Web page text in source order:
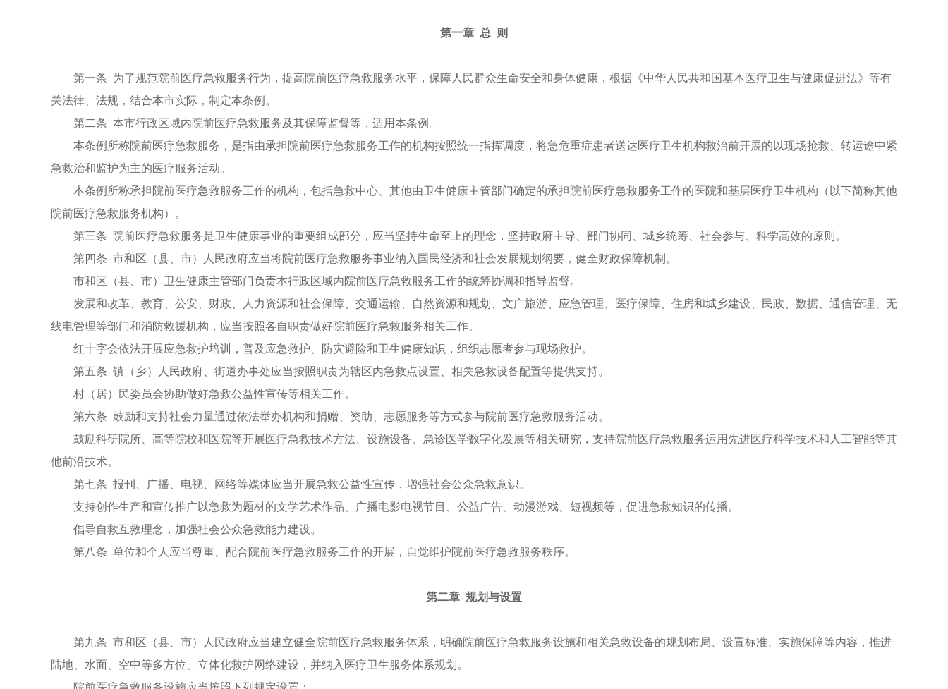
第一章 总 则
第一条 为了规范院前医疗急救服务行为，提高院前医疗急救服务水平，保障人民群众生命安全和身体健康，根据《中华人民共和国基本医疗卫生与健康促进法》等有
关法律、法规，结合本市实际，制定本条例。
第二条 本市行政区域内院前医疗急救服务及其保障监督等，适用本条例。
本条例所称院前医疗急救服务，是指由承担院前医疗急救服务工作的机构按照统一指挥调度，将急危重症患者送达医疗卫生机构救治前开展的以现场抢救、转运途中紧
急救治和监护为主的医疗服务活动。
本条例所称承担院前医疗急救服务工作的机构，包括急救中心、其他由卫生健康主管部门确定的承担院前医疗急救服务工作的医院和基层医疗卫生机构（以下简称其他
院前医疗急救服务机构）。
第三条 院前医疗急救服务是卫生健康事业的重要组成部分，应当坚持生命至上的理念，坚持政府主导、部门协同、城乡统筹、社会参与、科学高效的原则。
第四条 市和区（县、市）人民政府应当将院前医疗急救服务事业纳入国民经济和社会发展规划纲要，健全财政保障机制。
市和区（县、市）卫生健康主管部门负责本行政区域内院前医疗急救服务工作的统筹协调和指导监督。
发展和改革、教育、公安、财政、人力资源和社会保障、交通运输、自然资源和规划、文广旅游、应急管理、医疗保障、住房和城乡建设、民政、数据、通信管理、无
线电管理等部门和消防救援机构，应当按照各自职责做好院前医疗急救服务相关工作。
红十字会依法开展应急救护培训，普及应急救护、防灾避险和卫生健康知识，组织志愿者参与现场救护。
第五条 镇（乡）人民政府、街道办事处应当按照职责为辖区内急救点设置、相关急救设备配置等提供支持。
村（居）民委员会协助做好急救公益性宣传等相关工作。
第六条 鼓励和支持社会力量通过依法举办机构和捐赠、资助、志愿服务等方式参与院前医疗急救服务活动。
鼓励科研院所、高等院校和医院等开展医疗急救技术方法、设施设备、急诊医学数字化发展等相关研究，支持院前医疗急救服务运用先进医疗科学技术和人工智能等其
他前沿技术。
第七条 报刊、广播、电视、网络等媒体应当开展急救公益性宣传，增强社会公众急救意识。
支持创作生产和宣传推广以急救为题材的文学艺术作品、广播电影电视节目、公益广告、动漫游戏、短视频等，促进急救知识的传播。
倡导自救互救理念，加强社会公众急救能力建设。
第八条 单位和个人应当尊重、配合院前医疗急救服务工作的开展，自觉维护院前医疗急救服务秩序。
第二章 规划与设置
第九条 市和区（县、市）人民政府应当建立健全院前医疗急救服务体系，明确院前医疗急救服务设施和相关急救设备的规划布局、设置标准、实施保障等内容，推进
陆地、水面、空中等多方位、立体化救护网络建设，并纳入医疗卫生服务体系规划。